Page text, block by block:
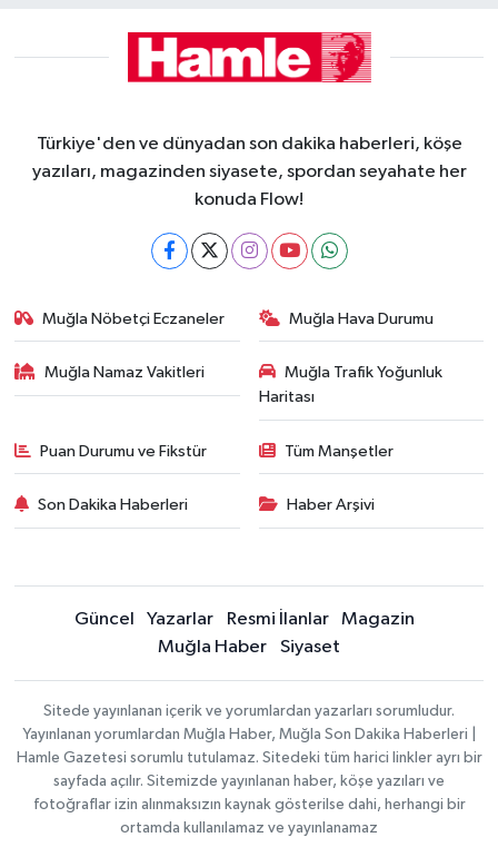
Türkiye'den ve dünyadan son dakika haberleri, köşe
yazıları, magazinden siyasete, spordan seyahate her
konuda Flow!
Muğla Nöbetçi Eczaneler Muğla Hava Durumu
Muğla Namaz Vakitleri
Muğla Trafik Yoğunluk
Haritası
Puan Durumu ve Fikstür Tüm Manşetler
Son Dakika Haberleri Haber Arşivi
Güncel Yazarlar Resmi İlanlar
Magazin
Muğla Haber
Siyaset
Sitede yayınlanan içerik ve yorumlardan yazarları sorumludur.
Yayınlanan yorumlardan Muğla Haber, Muğla Son Dakika Haberleri |
Hamle Gazetesi sorumlu tutulamaz. Sitedeki tüm harici linkler ayrı bir
sayfada açılır. Sitemizde yayınlanan haber, köşe yazıları ve
fotoğraflar izin alınmaksızın kaynak gösterilse dahi, herhangi bir
ortamda kullanılamaz ve yayınlanamaz